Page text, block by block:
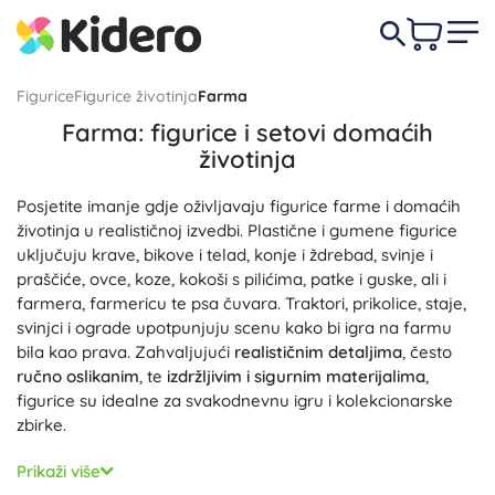
FiguriceFigurice životinjaFarma
Farma: figurice i setovi domaćih
životinja
Posjetite imanje gdje oživljavaju figurice farme i domaćih
životinja u realističnoj izvedbi. Plastične i gumene figurice
uključuju krave, bikove i telad, konje i ždrebad, svinje i
praščiće, ovce, koze, kokoši s pilićima, patke i guske, ali i
farmera, farmericu te psa čuvara. Traktori, prikolice, staje,
svinjci i ograde upotpunjuju scenu kako bi igra na farmu
bila kao prava. Zahvaljujući realističnim detaljima, često
ručno oslikanim, te izdržljivim i sigurnim materijalima,
figurice su idealne za svakodnevnu igru i kolekcionarske
zbirke.
Farmarske figurice odlične su edukativne igračke: djeca
uče prepoznavati vrste domaćih životinja, njihovo
Prikaži više